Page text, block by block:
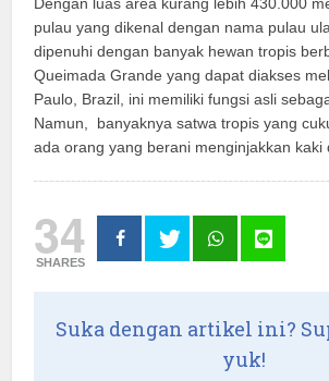
pulau yang dikenal dengan nama pulau
dipenuhi dengan banyak hewan tropis
Queimada Grande yang dapat diakses
Paulo, Brazil, ini memiliki fungsi asli
Namun, banyaknya satwa tropis yang
ada orang yang berani menginjakkan kaki
34
SHARES
Suka dengan artikel ini?
yuk!